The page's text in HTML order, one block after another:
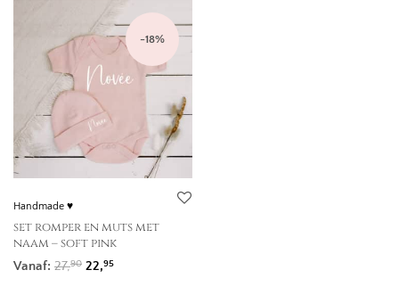
-18%
Handmade ♥
set romper en muts met
naam – soft pink
Vanaf: 27,90 Oorspronkelijke prijs was: 27,90.
22,95Huidige prijs is: 22,95.